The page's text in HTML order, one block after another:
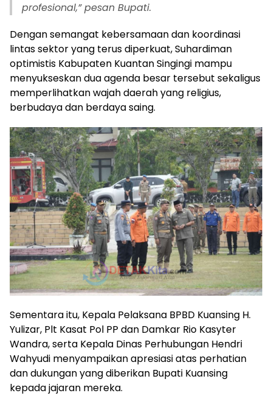
profesional,” pesan Bupati.
Dengan semangat kebersamaan dan koordinasi
lintas sektor yang terus diperkuat, Suhardiman
optimistis Kabupaten Kuantan Singingi mampu
menyukseskan dua agenda besar tersebut sekaligus
memperlihatkan wajah daerah yang religius,
berbudaya dan berdaya saing.
Sementara itu, Kepala Pelaksana BPBD Kuansing H.
Yulizar, Plt Kasat Pol PP dan Damkar Rio Kasyter
Wandra, serta Kepala Dinas Perhubungan Hendri
Wahyudi menyampaikan apresiasi atas perhatian
dan dukungan yang diberikan Bupati Kuansing
kepada jajaran mereka.